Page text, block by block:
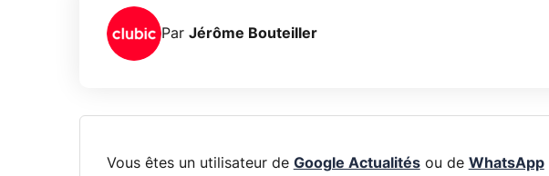
Par Jérôme Bouteiller
Vous êtes un utilisateur de Google Actualitésou de WhatsApp